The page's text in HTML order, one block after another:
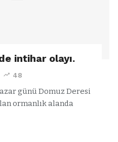
intihar olayı.
48
günü Domuz Deresi
ormanlık alanda